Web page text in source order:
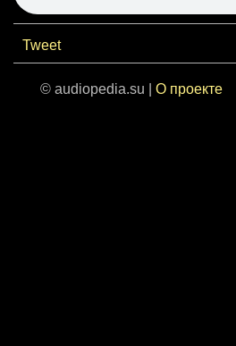
Tweet
© audiopedia.su | О проекте